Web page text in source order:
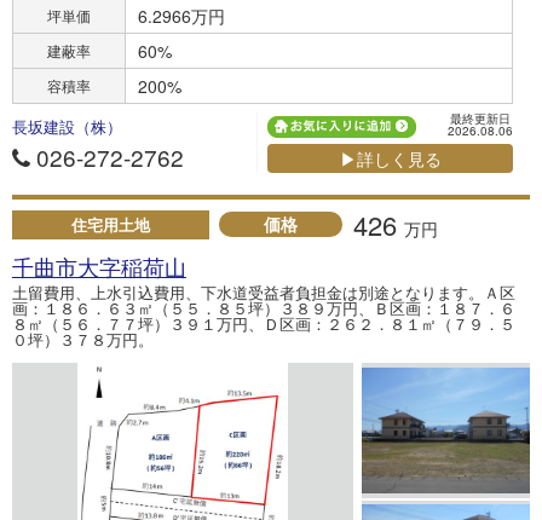
坪単価 6.2966万円
建蔽率 60%
容積率 200%
長坂建設（株）
026-272-2762
最終更新日
2026.08.06
▶詳しく見る
住宅用土地 価格 426 万円
千曲市大字稲荷山
土留費用、上水引込費用、下水道受益者負担金は別途となります。Ａ区
画：１８６．６３㎡（５５．８５坪）３８９万円、Ｂ区画：１８７．６
８㎡（５６．７７坪）３９１万円、Ｄ区画：２６２．８１㎡（７９．５
０坪）３７８万円。